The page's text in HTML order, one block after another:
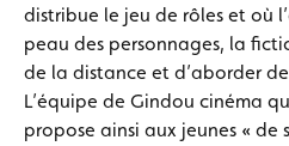
distribue le jeu de rôles et où
peau des personnages, la
de la distance et d’aborder
L’équipe de Gindou cinéma
propose ainsi aux jeunes « de